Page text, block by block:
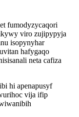
fumodyzycaqori
viro zujipypyja
isopynyhar
hafygaqo
neta cafiza
hi apenapusyf
vija ifip